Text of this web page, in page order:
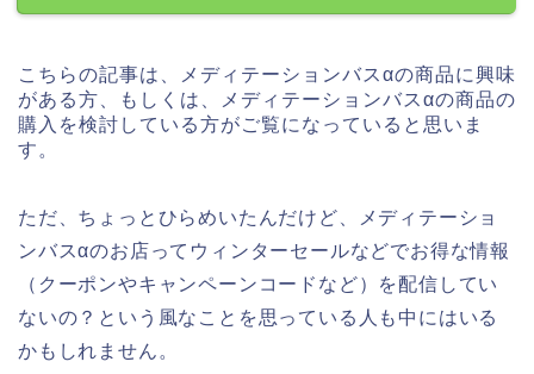
こちらの記事は、メディテーションバスαの商品に興味
がある方、もしくは、メディテーションバスαの商品の
購入を検討している方がご覧になっていると思いま
す。
ただ、ちょっとひらめいたんだけど、メディテーショ
ンバスαのお店ってウィンターセールなどでお得な情報
（クーポンやキャンペーンコードなど）を配信してい
ないの？という風なことを思っている人も中にはいる
かもしれません。